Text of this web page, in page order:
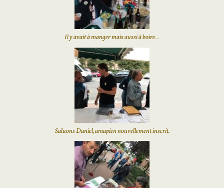
Il y avait à manger mais aussi à boire…
Saluons Daniel, amapien nouvellement inscrit.